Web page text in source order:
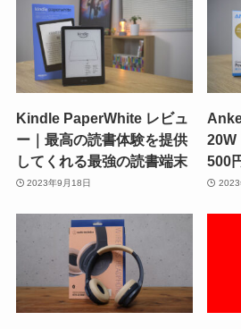
Kindle PaperWhite レビュ
ー｜最高の読書体験を提供
してくれる最強の読書端末
2023年9月18日
20W
500
2023